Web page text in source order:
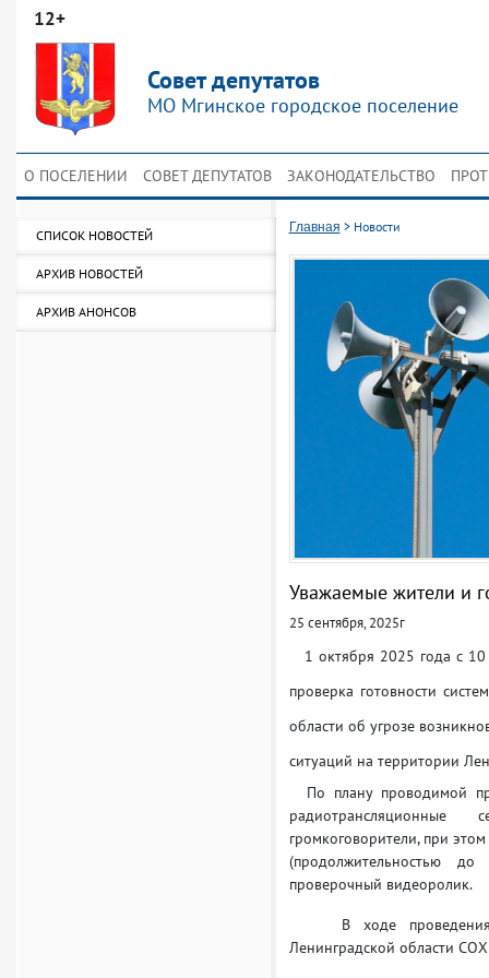
12+
Совет депутатов
МО Мгинское городское поселение
О ПОСЕЛЕНИИ СОВЕТ ДЕПУТАТОВ ЗАКОНОДАТЕЛЬСТВО
СПИСОК НОВОСТЕЙ
АРХИВ НОВОСТЕЙ
АРХИВ АНОНСОВ
Главная > Новости
Уважаемые жители и
25 сентября, 2025г
1 октября 2025 года с 10
проверка готовности
области об угрозе
ситуаций на территории
По плану проводимой
громкоговорители, при
(продолжительностью
проверочный видеоролик.
В ходе проведения
Ленинградской области